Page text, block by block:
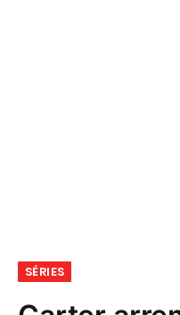
SÉRIES